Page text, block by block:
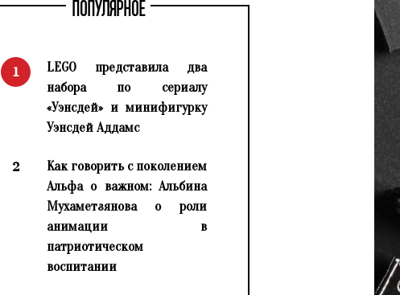
ПОПУЛЯРНОЕ
1
LEGO представила два
набора по сериалу
«Уэнсдей» и минифигурку
Уэнсдей Аддамс
2
Как говорить с поколением
Альфа о важном: Альбина
Мухаметзянова о роли
анимации в
патриотическом
воспитании